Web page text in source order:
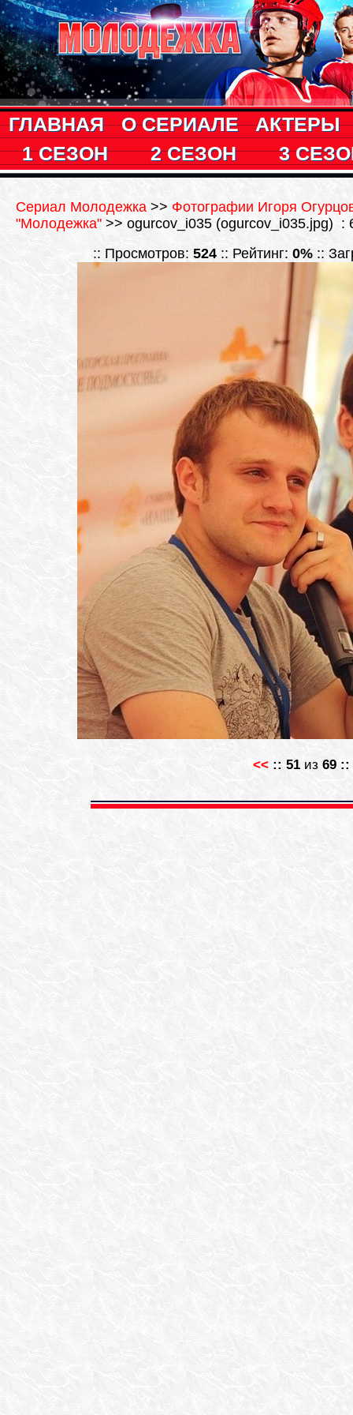
ГЛАВНАЯ О СЕРИАЛЕ
АКТЕРЫ
1 СЕЗОН
2 СЕЗОН 3
Сериал Молодежка >> Фотографии Игоря
"Молодежка" >> ogurcov_i035 (ogurcov_i035.jpg) :
:: Просмотров: 524:: Рейтинг: 0%::
<< :: 51 из 69 ::